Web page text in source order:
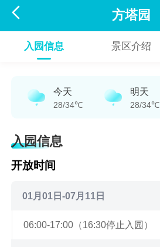
 方塔园
入园信息 景区介绍
今天
28/34℃
明天
28/34℃
入园信息
开放时间
01月01日-07月11日
06:00-17:00（16:30停止入园）